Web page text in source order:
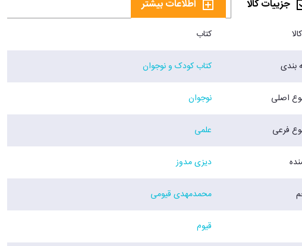
جزییات کالا اطلاعات بیشتر
کتاب
بندی کتاب کودک و نوجوان
اصلی نوجوان
فرعی علمی
دیزی مدوز
محمدمهدی قیومی
قیوم